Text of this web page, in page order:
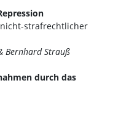
strafrechtlicher
Bernhard Strauß
durch das